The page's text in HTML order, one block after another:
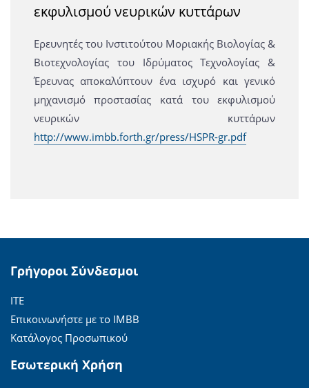
εκφυλισμού νευρικών κυττάρων
Ερευνητές του Ινστιτούτου Μοριακής Βιολογίας &
Βιοτεχνολογίας του Ιδρύματος Τεχνολογίας &
Έρευνας αποκαλύπτουν ένα ισχυρό και γενικό
μηχανισμό προστασίας κατά του εκφυλισμού
νευρικών κυττάρων
http://www.imbb.forth.gr/press/HSPR-gr.pdf
Γρήγοροι Σύνδεσμοι
ΙΤΕ
Επικοινωνήστε με το ΙΜΒΒ
Κατάλογος Προσωπικού
Εσωτερική Χρήση